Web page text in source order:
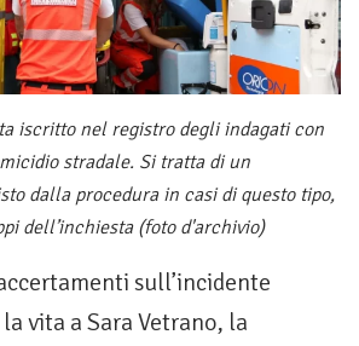
iscritto nel registro degli indagati con
stradale. Si tratta di un
dalla procedura in casi di questo tipo,
dell’inchiesta (foto d'archivio)
sull’incidente
vita a Sara Vetrano, la